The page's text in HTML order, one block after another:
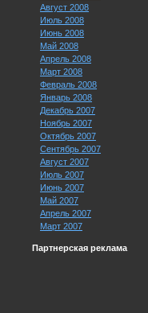
Август 2008
Июль 2008
Июнь 2008
Май 2008
Апрель 2008
Март 2008
Февраль 2008
Январь 2008
Декабрь 2007
Ноябрь 2007
Октябрь 2007
Сентябрь 2007
Август 2007
Июль 2007
Июнь 2007
Май 2007
Апрель 2007
Март 2007
Партнерская реклама